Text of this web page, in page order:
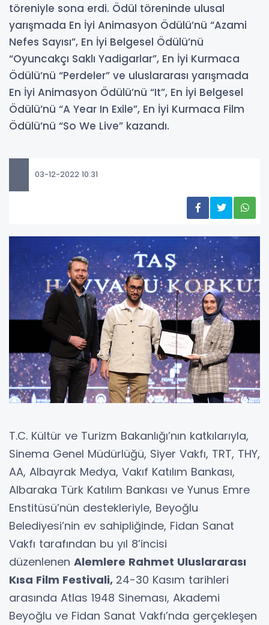
töreniyle sona erdi. Ödül töreninde ulusal
yarışmada En İyi Animasyon Ödülü’nü “Azami
Nefes Sayısı”, En İyi Belgesel Ödülü’nü
“Oyuncakçı Saklı Yadigarlar”, En İyi Kurmaca
Ödülü’nü “Perdeler” ve uluslararası yarışmada
En İyi Animasyon Ödülü’nü “It”, En İyi Belgesel
Ödülü’nü “A Year In Exile”, En İyi Kurmaca Film
Ödülü’nü “So We Live” kazandı.
03-12-2022 10:31
T.C. Kültür ve Turizm Bakanlığı’nın katkılarıyla,
Sinema Genel Müdürlüğü, Siyer Vakfı, TRT, THY,
AA, Albayrak Medya, Vakıf Katılım Bankası,
Albaraka Türk Katılım Bankası ve Yunus Emre
Enstitüsü’nün destekleriyle, Beyoğlu
Belediyesi’nin ev sahipliğinde, Fidan Sanat
Vakfı tarafından bu yıl 8’incisi
düzenlenen Alemlere Rahmet Uluslararası
Kısa Film Festivali, 24-30 Kasım tarihleri
arasında Atlas 1948 Sineması, Akademi
Beyoğlu ve Fidan Sanat Vakfı’nda gerçekleşen